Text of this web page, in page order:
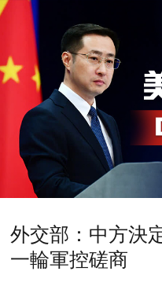
外交部：中方決
一輪軍控磋商